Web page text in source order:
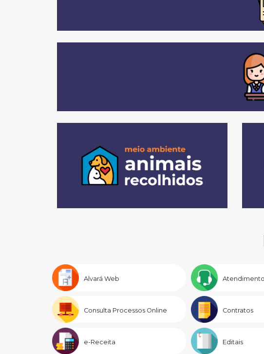
Alvará Web Atendimento
Consulta Processos Online Contratos
e-Receita Editais